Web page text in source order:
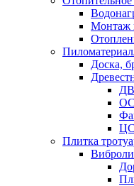
Монтаж
Доска,
Плитка